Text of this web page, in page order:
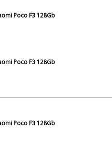
Poco F3 128Gb
Poco F3 128Gb
Poco F3 128Gb